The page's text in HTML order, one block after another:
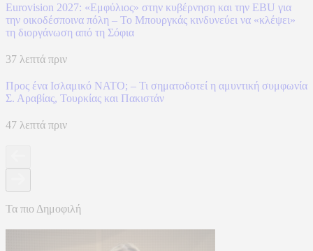
Eurovision 2027: «Εμφύλιος» στην κυβέρνηση και την EBU για
την οικοδέσποινα πόλη – Το Μπουργκάς κινδυνεύει να «κλέψει»
τη διοργάνωση από τη Σόφια
37 λεπτά πριν
Προς ένα Ισλαμικό ΝΑΤΟ; – Τι σηματοδοτεί η αμυντική συμφωνία
Σ. Αραβίας, Τουρκίας και Πακιστάν
47 λεπτά πριν
Τα πιο Δημοφιλή